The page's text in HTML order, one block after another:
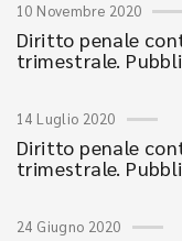
10 Novembre 2020
Diritto penale
trimestrale.
14 Luglio 2020
Diritto penale
trimestrale.
24 Giugno 2020